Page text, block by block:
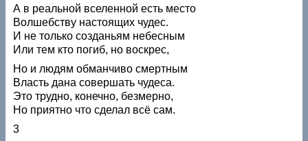
А в реальной вселенной есть место
Волшебству настоящих чудес.
И не только созданьям небесным
Или тем кто погиб, но воскрес,
Но и людям обманчиво смертным
Власть дана совершать чудеса.
Это трудно, конечно, безмерно,
Но приятно что сделал всё сам.
3